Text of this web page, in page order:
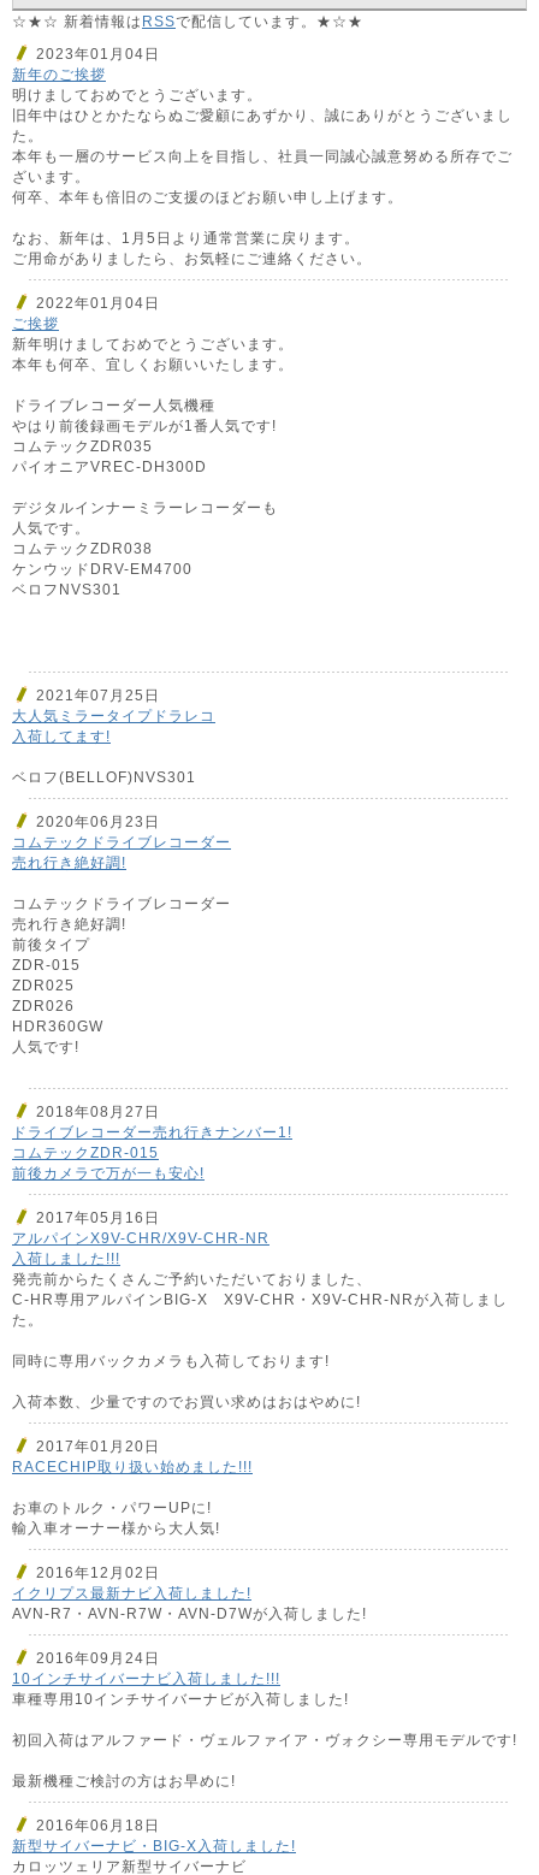
☆★☆ 新着情報は RSSで配信しています。★☆★
2023年01月04日
新年のご挨拶
明けましておめでとうございます。
旧年中はひとかたならぬご愛顧にあずかり、誠にありがとうございまし
た。
本年も一層のサービス向上を目指し、社員一同誠心誠意努める所存でご
ざいます。
何卒、本年も倍旧のご支援のほどお願い申し上げます。
なお、新年は、1月5日より通常営業に戻ります。
ご用命がありましたら、お気軽にご連絡ください。
2022年01月04日
ご挨拶
新年明けましておめでとうございます。
本年も何卒、宜しくお願いいたします。
ドライブレコーダー人気機種
やはり前後録画モデルが1番人気です!
コムテックZDR035
パイオニアVREC-DH300D
デジタルインナーミラーレコーダーも
人気です。
コムテックZDR038
ケンウッドDRV-EM4700
ベロフNVS301
2021年07月25日
大人気ミラータイプドラレコ
入荷してます!
ベロフ(BELLOF)NVS301
2020年06月23日
コムテックドライブレコーダー
売れ行き絶好調!
コムテックドライブレコーダー
売れ行き絶好調!
前後タイプ
ZDR-015
ZDR025
ZDR026
HDR360GW
人気です!
2018年08月27日
ドライブレコーダー売れ行きナンバー1!
コムテックZDR-015
前後カメラで万が一も安心!
2017年05月16日
アルパインX9V-CHR/X9V-CHR-NR
入荷しました!!!
発売前からたくさんご予約いただいておりました、
C-HR専用アルパインBIG-X X9V-CHR・X9V-CHR-NRが入荷しまし
た。
同時に専用バックカメラも入荷しております!
入荷本数、少量ですのでお買い求めはおはやめに!
2017年01月20日
RACECHIP取り扱い始めました!!!
お車のトルク・パワーUPに!
輸入車オーナー様から大人気!
2016年12月02日
イクリプス最新ナビ入荷しました!
AVN-R7・AVN-R7W・AVN-D7Wが入荷しました!
2016年09月24日
10インチサイバーナビ入荷しました!!!
車種専用10インチサイバーナビが入荷しました!
初回入荷はアルファード・ヴェルファイア・ヴォクシー専用モデルです!
最新機種ご検討の方はお早めに!
2016年06月18日
新型サイバーナビ・BIG-X入荷しました!
カロッツェリア新型サイバーナビ